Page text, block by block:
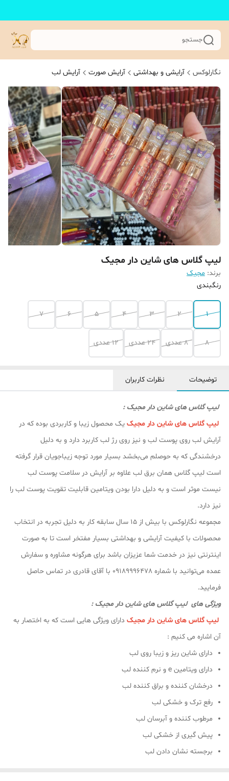
جستجو
نگارلوکس آرایشی و بهداشتی آرایش صورت آرایش لب
لیپ گلاس های شاین دار مجیک
برند: مجیک
رنگبندی
1
2
3
4
5
6
7
8 8 عددی 24 عددی 12 عددی
توضیحات نظرات کاربران
لیپ گلاس های شاین دار مجیک :
لیپ گلاس های شاین دار مجیک یک محصول زیبا و کاربردی بوده که در
آرایش لب روی پوست لب و نیز روی رژ لب کاربرد دارد و به دلیل
درخشندگی که به حوصلم می‌بخشد بسیار مورد توجه زیباجویان قرار گرفته
است لیپ گلاس همان برق لب علاوه بر آرایش در سلامت پوست لب
نیست موثر است و به دلیل دارا بودن ویتامین قابلیت تقویت پوست لب را
نیز دارد.
مجموعه نگارلوکس با بیش از ۱۵ سال سابقه کار به دلیل تجربه در انتخاب
محصولات با کیفیت آرایشی و بهداشتی بسیار مفتخر است تا به صورت
اینترنتی نیز در خدمت شما عزیزان باشد برای هرگونه مشاوره و سفارش
عمده می‌توانید با شماره 09189996478 با آقای قادری در تماس حاصل
فرمایید.
ویژگی های لیپ گلاس های شاین دار مجیک :
لیپ گلاس های شاین دار مجیک دارای ویژگی هایی است که به اختصار به
آن اشاره می کنیم :
دارای شاین ریز و زیبا روی لب
دارای ویتامین e و نرم کننده لب
درخشان کننده و براق کننده لب
رفع ترک و خشکی لب
مرطوب کننده و آبرسان لب
پیش گیری از خشکی لب
برجسته نشان دادن لب